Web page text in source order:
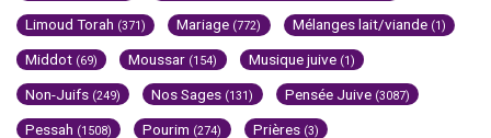
Limoud Torah (371) Mariage (772) Mélanges lait/viande (1)
Middot (69) Moussar (154) Musique juive (1)
Non-Juifs (249) Nos Sages (131) Pensée Juive (3087)
Pessah (1508) Pourim (274) Prières (3)